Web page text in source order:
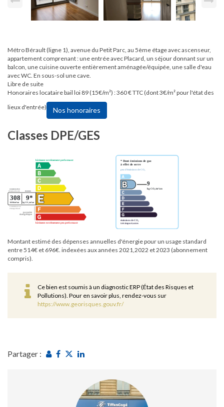
Métro Bérault (ligne 1), avenue du Petit Parc, au 5ème étage avec ascenseur,
appartement comprenant : une entrée avec Placard, un séjour donnant sur un
balcon, une cuisine ouverte entièrement aménagée/équipée, une salle d'eau
avec WC. En sous-sol une cave.
Libre de suite
Honoraires locataire bail loi 89 (15€/m²) : 360 € TTC (dont 3€/m² pour l'état des
lieux d'entrée)
Nos honoraires
Classes DPE/GES
Montant estimé des dépenses annuelles d'énergie pour un usage standard
entre 514€ et 696€. indexées aux années 2021,2022 et 2023 (abonnement
compris).
Ce bien est soumis à un diagnostic ERP (État des Risques et
Pollutions). Pour en savoir plus, rendez-vous sur
https://www.georisques.gouv.fr/
Partager :